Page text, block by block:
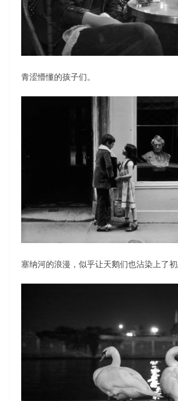
青涩懵懂的孩子们。
塞纳河的浪漫，似乎让天鹅们也沾染上了初